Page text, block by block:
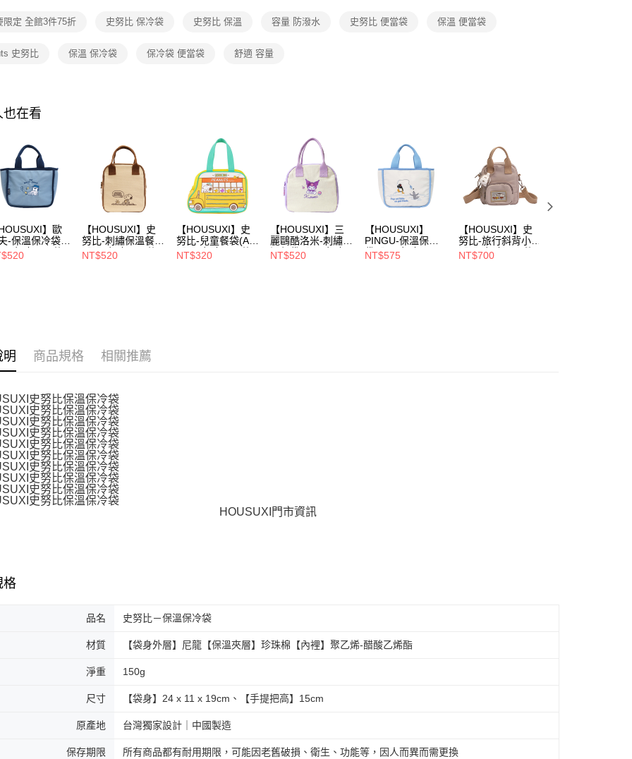
求債權轉讓予恩沛科技股份有限公司。
形，恩沛科技股份有限公司將有權停止該用戶之使用額度並採取法律行
﹥手提袋 / 飲料袋 / 餐袋
限定 全館3件75折 史努比 保冷袋 史努比 保溫 容量 防潑水 史努比 便當袋 保溫 便當袋
史努比 保溫 保冷袋 保冷袋 便當袋 舒適 容量
也在看
HOUSUXI】歐
-保溫保冷袋
周年慶↘三件
】
【HOUSUXI】史
努比-刺繡保溫餐袋
【5周年慶↘三件
75折】
NT$520
【HOUSUXI】史
努比-兒童餐袋(A2)
【5周年慶↘三件
75折】
NT$320
【HOUSUXI】三
麗鷗酷洛米-刺繡保
溫餐袋【5周年慶
↘三件75折】
NT$520
【HOUSUXI】
PINGU-保溫保冷
袋【5周年慶↘三
件75折】
NT$575
【HOUSUXI】史
努比-旅行斜背小包
【5周年慶↘三件
75折】
NT$700
明 商品規格 相關推薦
格
品名 史努比－保溫保冷袋
材質 【袋身外層】尼龍【保溫夾層】珍珠棉【內裡】聚乙烯-醋酸乙烯酯
淨重 150g
尺寸 【袋身】24 x 11 x 19cm、【手提把高】15cm
原產地 台灣獨家設計｜中國製造
保存期限 所有商品都有耐用期限，可能因老舊破損、衛生、功能等，因人而異而需更換